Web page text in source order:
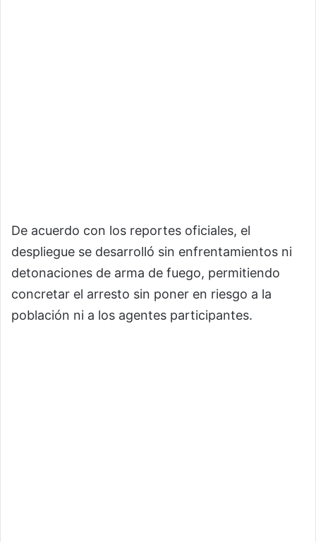
De acuerdo con los reportes oficiales, el
despliegue se desarrolló sin enfrentamientos ni
detonaciones de arma de fuego, permitiendo
concretar el arresto sin poner en riesgo a la
población ni a los agentes participantes.